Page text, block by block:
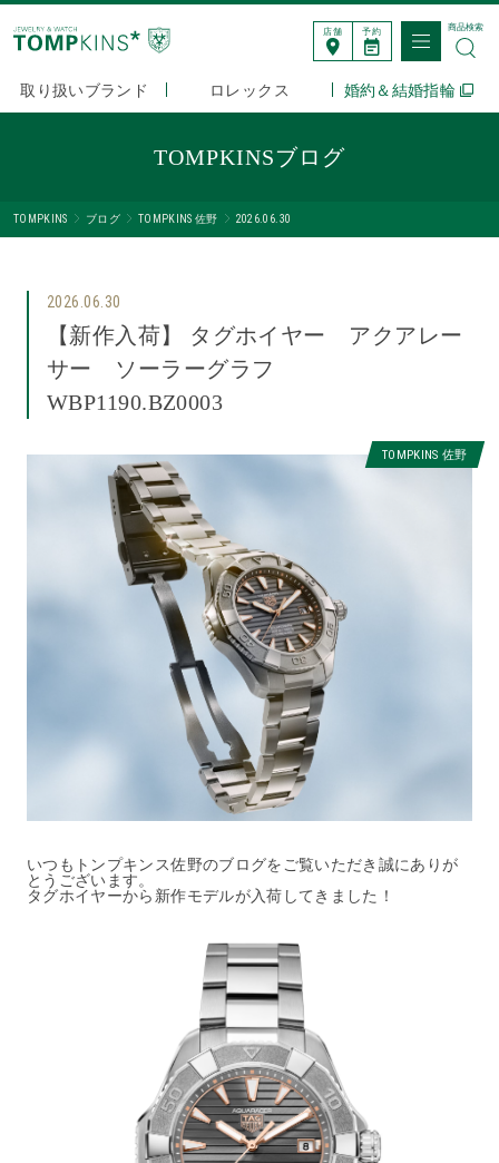
店舗 予約
取り扱いブランド ロレックス 婚約＆結婚指輪
商品検索
TOMPKINSブログ
TOMPKINS ブログ TOMPKINS 佐野 2026.06.30
2026.06.30
【新作入荷】 タグホイヤー アクアレー
サー ソーラーグラフ
WBP1190.BZ0003
TOMPKINS 佐野
いつもトンプキンス佐野のブログをご覧いただき誠にありが
とうございます。
タグホイヤーから新作モデルが入荷してきました！